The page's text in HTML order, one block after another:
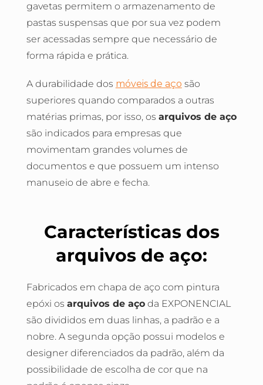
gavetas permitem o armazenamento de
pastas suspensas que por sua vez podem
ser acessadas sempre que necessário de
forma rápida e prática.
A durabilidade dos móveis de aço são
superiores quando comparados a outras
matérias primas, por isso, os arquivos de aço
são indicados para empresas que
movimentam grandes volumes de
documentos e que possuem um intenso
manuseio de abre e fecha.
Características dos
arquivos de aço:
Fabricados em chapa de aço com pintura
epóxi os arquivos de açoda EXPONENCIAL
são divididos em duas linhas, a padrão e a
nobre. A segunda opção possui modelos e
designer diferenciados da padrão, além da
possibilidade de escolha de cor que na